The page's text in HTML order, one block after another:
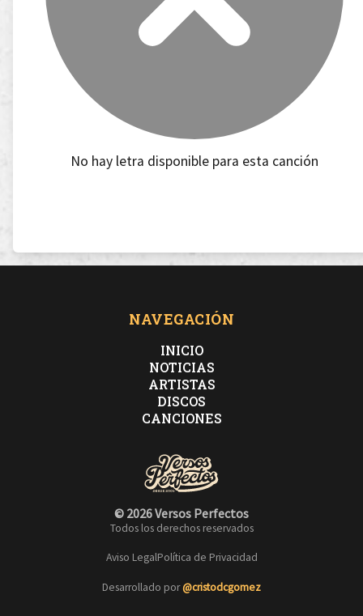
No hay letra disponible para esta canción
NAVEGACIÓN
INICIO
NOTICIAS
ARTISTAS
DISCOS
CANCIONES
© 2026 Versos Perfectos
Todos los derechos reservados
Aviso LegalPolítica de Privacidad
Desarrollado por@cristodcgomez